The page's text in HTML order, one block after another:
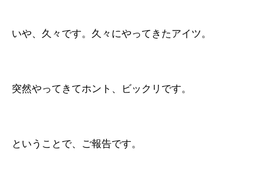
いや、久々です。久々にやってきたアイツ。
突然やってきてホント、ビックリです。
ということで、ご報告です。